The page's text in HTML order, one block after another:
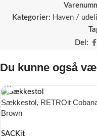
Kategorier: Haven /
Del:
Du kunne også
Sækkestol, RETROit
Brown
SACKit